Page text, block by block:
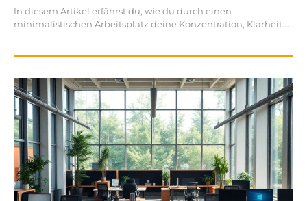
In diesem Artikel erfährst du, wie du durch einen
minimalistischen Arbeitsplatz deine Konzentration, Klarheit…